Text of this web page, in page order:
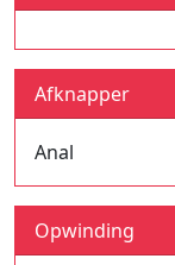
Afknapper
Anal
Opwinding